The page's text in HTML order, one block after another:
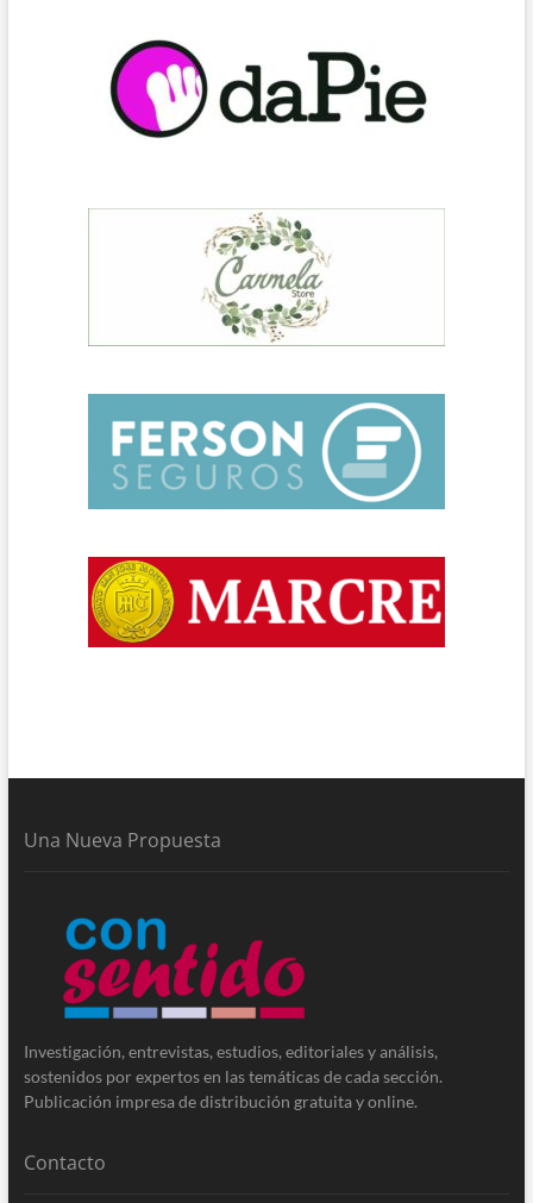
Una Nueva Propuesta
Investigación, entrevistas, estudios, editoriales y análisis,
sostenidos por expertos en las temáticas de cada sección.
Publicación impresa de distribución gratuita y online.
Contacto